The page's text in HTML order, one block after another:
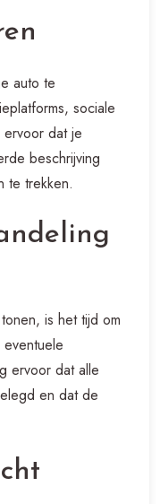
auto te
sociale
dat je
beschrijving
te trekken.
is het tijd om
ervoor dat alle
en dat de